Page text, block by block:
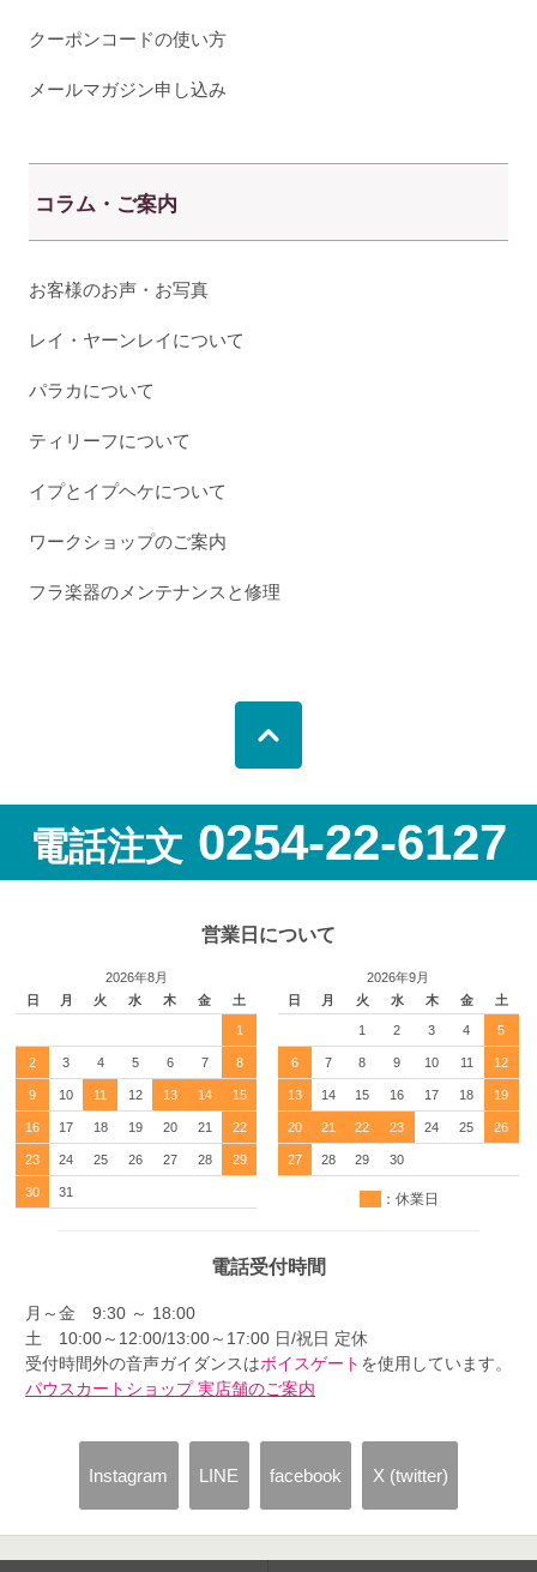
クーポンコードの使い方
メールマガジン申し込み
コラム・ご案内
お客様のお声・お写真
レイ・ヤーンレイについて
パラカについて
ティリーフについて
イプとイプヘケについて
ワークショップのご案内
フラ楽器のメンテナンスと修理
電話注文 0254-22-6127
営業日について
2026年8月
日
月 火 水 木 金 土
1
2 3 4 5 6 7 8
9 10 11 12 13 14 15
16 17 18 19 20 21 22
23 24 25 26 27 28 29
30 31
2026年9月
日
月 火 水 木 金 土
1 2 3 4 5
6 7 8 9 10 11 12
13 14 15 16 17 18 19
20 21 22 23 24 25 26
27 28 29 30
：休業日
電話受付時間
月～金 9:30 ～ 18:00
土 10:00～12:00/13:00～17:00 日/祝日 定休
受付時間外の音声ガイダンスはボイスゲート を使用しています。
パウスカートショップ 実店舗のご案内
Instagram LINE facebook X (twitter)